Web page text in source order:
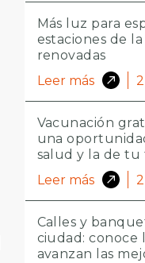
Más luz para
estaciones de
renovadas
Leer más
2
Vacunación
una
salud y la de tu
Leer más
2
Calles y
ciudad: conoce
avanzan las